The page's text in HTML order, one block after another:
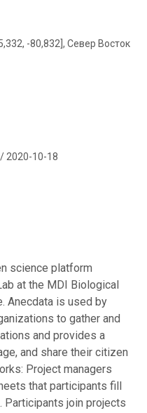
-80,832], Север Восток
2020-10-18
science platform
at the MDI Biological
Anecdata is used by
to gather and
and provides a
and share their citizen
Project managers
that participants fill
Participants join projects